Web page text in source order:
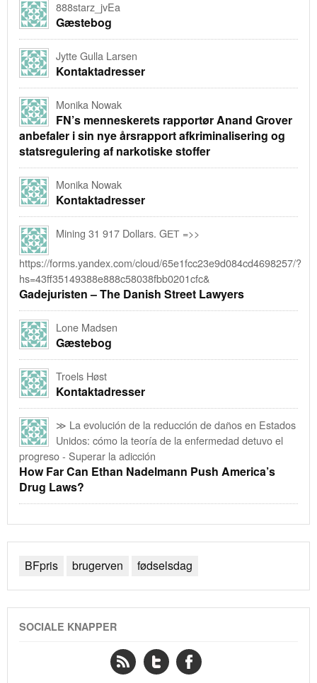
888starz_jvEa
Gæstebog
Jytte Gulla Larsen
Kontaktadresser
Monika Nowak
FN’s menneskerets rapportør Anand Grover
anbefaler i sin nye årsrapport afkriminalisering og
statsregulering af narkotiske stoffer
Monika Nowak
Kontaktadresser
Mining 31 917 Dollars. GЕТ =>>
https://forms.yandex.com/cloud/65e1fcc23e9d084cd4698257/?
hs=43ff35149388e888c58038fbb0201cfc&
Gadejuristen – The Danish Street Lawyers
Lone Madsen
Gæstebog
Troels Høst
Kontaktadresser
≫ La evolución de la reducción de daños en Estados
Unidos: cómo la teoría de la enfermedad detuvo el
progreso - Superar la adicción
How Far Can Ethan Nadelmann Push America’s
Drug Laws?
BFpris brugerven fødselsdag
SOCIALE KNAPPER